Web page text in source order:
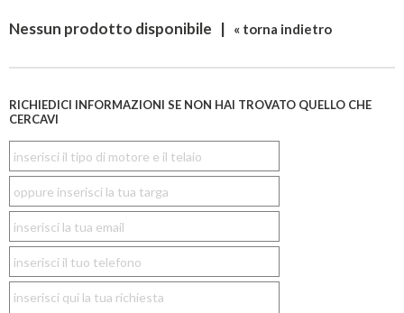
Nessun prodotto disponibile | « torna indietro
RICHIEDICI INFORMAZIONI SE NON HAI TROVATO QUELLO CHE
CERCAVI